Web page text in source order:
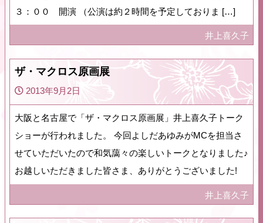
３：００ 開演 （公演は約２時間を予定しておりま […]
井上喜久子
ザ・マクロス原画展
2013年9月2日
大阪と名古屋で「ザ・マクロス原画展」井上喜久子トーク
ショーが行われました。 今回よしだあゆみがMCを担当さ
せていただいたので和気藹々の楽しいトークとなりました♪
お越しいただきました皆さま、ありがとうございました!
井上喜久子